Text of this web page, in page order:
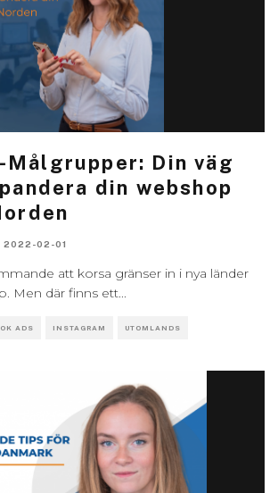
Målgrupper: Din väg
din webshop
2022-02-01
att korsa gränser in i nya länder
Men där finns ett...
ADS INSTAGRAM UTOMLANDS